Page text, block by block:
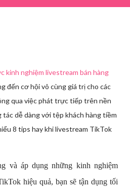
kinh nghiệm livestream bán hàng
đến cơ hội vô cùng giá trị cho các
qua việc phát trực tiếp trên nền
dễ dàng với tệp khách hàng tiềm
8 tips hay khi livestream TikTok
và áp dụng những kinh nghiệm
hiệu quả, bạn sẽ tận dụng tối